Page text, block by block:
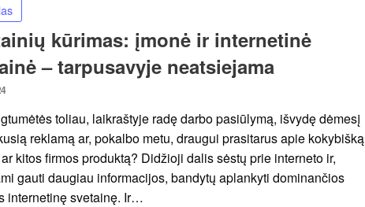
kūrimas: įmonė ir internetinė
– tarpusavyje neatsiejama
toliau, laikraštyje radę darbo pasiūlymą, išvydę dėmesį
reklamą ar, pokalbo metu, draugui prasitarus apie kokybišką
kitos firmos produktą? Didžioji dalis sėstų prie interneto ir,
gauti daugiau informacijos, bandytų aplankyti dominančios
internetinę svetainę. Ir…